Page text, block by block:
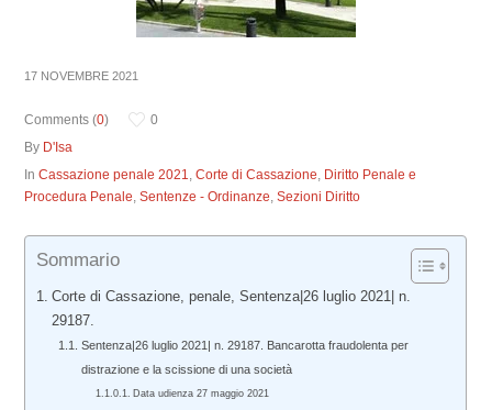
17 NOVEMBRE 2021
Comments (0)
0
By D'Isa
InCassazione penale 2021,Corte di Cassazione, Diritto Penale e
Procedura Penale,Sentenze - Ordinanze,Sezioni Diritto
Sommario
Corte di Cassazione, penale, Sentenza|26 luglio 2021| n.
29187.
Sentenza|26 luglio 2021| n. 29187. Bancarotta fraudolenta per
distrazione e la scissione di una società
Data udienza 27 maggio 2021